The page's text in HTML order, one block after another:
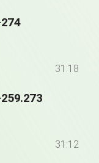
31:18
31:12